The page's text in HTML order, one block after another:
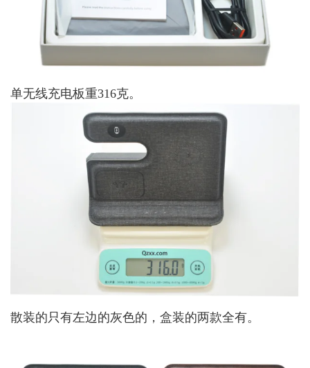
单无线充电板重316克。
散装的只有左边的灰色的，盒装的两款全有。